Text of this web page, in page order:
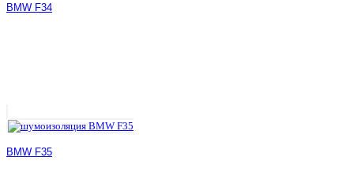
BMW F34
BMW F35